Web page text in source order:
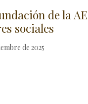
de la
sociales
de 2025